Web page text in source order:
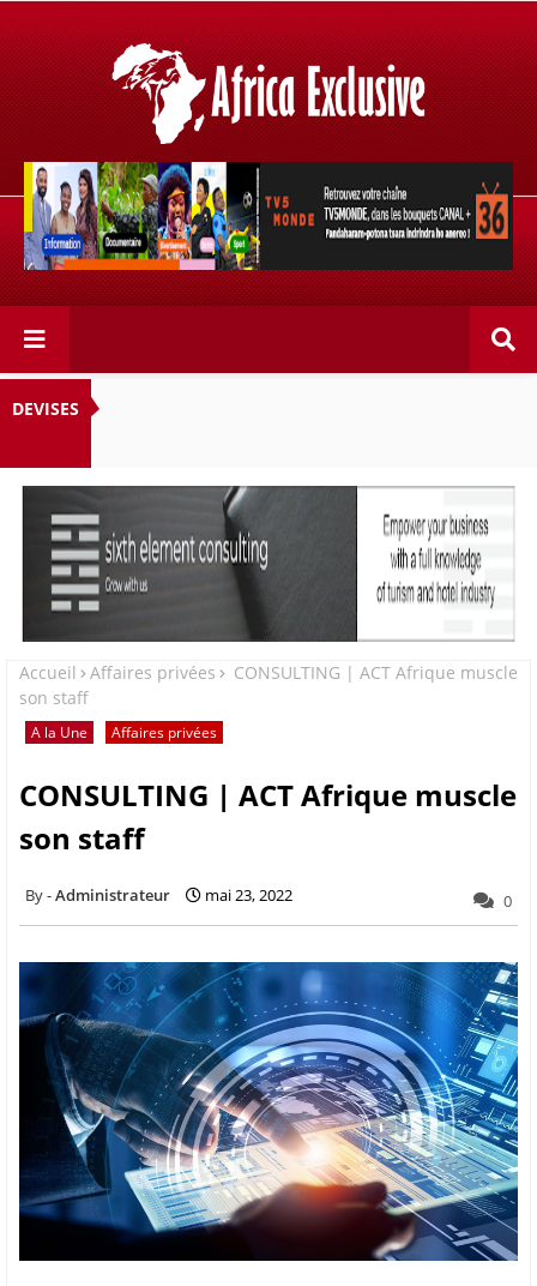
Retrouvez votre chaîne @TV5MONDE, dans les bouquets
CANAL+ 36 . Fandaharam-potoana tsara indrindra ho
anareo!
DEVISES
Accueil Affaires privées
CONSULTING | ACT Afrique muscle
son staff
A la Une Affaires privées
CONSULTING | ACT Afrique muscle
son staff
Administrateur mai 23, 2022 0